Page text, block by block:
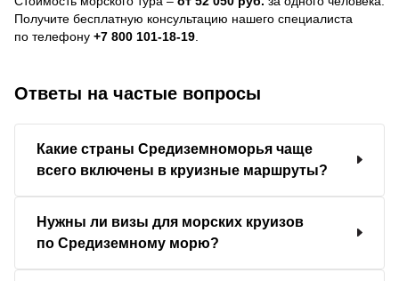
Получите бесплатную консультацию нашего специалиста
по телефону +7 800 101-18-19
Ответы на частые вопросы
Какие страны Средиземноморья чаще
всего включены в круизные маршруты?
Нужны ли визы для морских круизов
по Средиземному морю?